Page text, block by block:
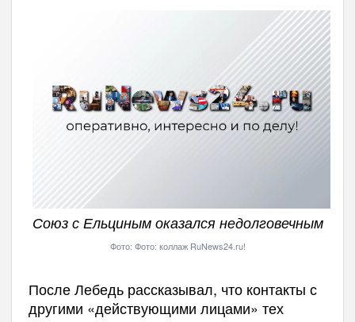
Союз с Ельциным оказался недолговечным
Фото: Фото: коллаж RuNews24.ru!
После Лебедь рассказывал, что контакты с
другими «действующими лицами» тех